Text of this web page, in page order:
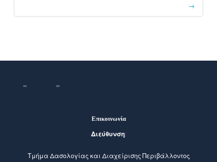
→
Επικοινωνία
Διεύθυνση:
Τμήμα Δασολογίας και Διαχείρισης Περιβάλλοντος